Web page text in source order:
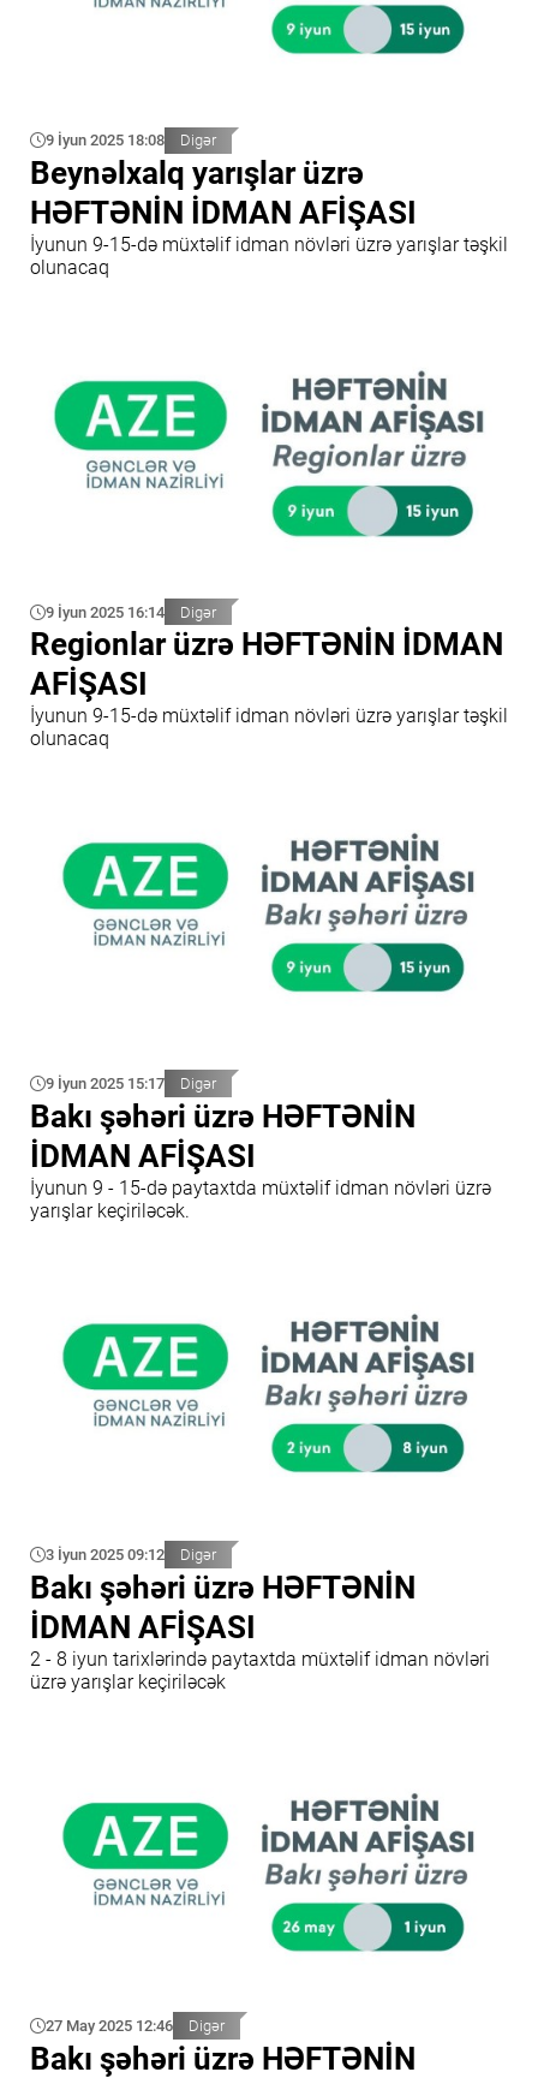
9 İyun 2025 18:08 Digər
Beynəlxalq yarışlar üzrə
HƏFTƏNİN İDMAN AFİŞASI
İyunun 9-15-də müxtəlif idman növləri üzrə yarışlar təşkil
olunacaq
9 İyun 2025 16:14 Digər
Regionlar üzrə HƏFTƏNİN İDMAN
AFİŞASI
İyunun 9-15-də müxtəlif idman növləri üzrə yarışlar təşkil
olunacaq
9 İyun 2025 15:17 Digər
Bakı şəhəri üzrə HƏFTƏNİN
İDMAN AFİŞASI
İyunun 9 - 15-də paytaxtda müxtəlif idman növləri üzrə
yarışlar keçiriləcək.
3 İyun 2025 09:12 Digər
Bakı şəhəri üzrə HƏFTƏNİN
İDMAN AFİŞASI
2 - 8 iyun tarixlərində paytaxtda müxtəlif idman növləri
üzrə yarışlar keçiriləcək
27 May 2025 12:46 Digər
Bakı şəhəri üzrə HƏFTƏNİN